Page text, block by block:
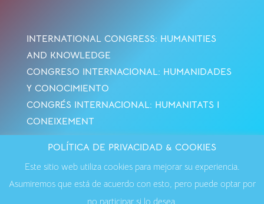
INTERNATIONAL CONGRESS: HUMANITIES
AND KNOWLEDGE
CONGRESO INTERNACIONAL: HUMANIDADES
Y CONOCIMIENTO
CONGRÉS INTERNACIONAL: HUMANITATS I
CONEIXEMENT
Privacidad·Contactar
POLÍTICA DE PRIVACIDAD & COOKIES
Este sitio web utiliza cookies para mejorar su experiencia.
Asumiremos que está de acuerdo con esto, pero puede optar por
no participar si lo desea.